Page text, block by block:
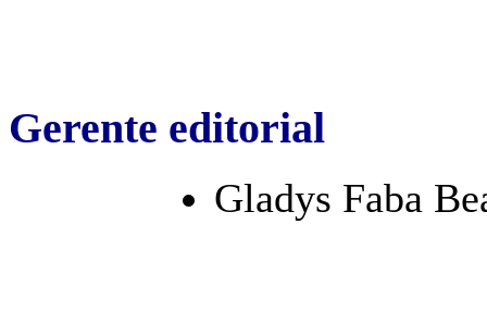
Gerente editorial
Gladys Faba